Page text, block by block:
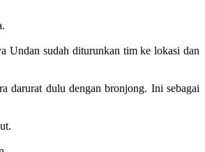
Undan sudah diturunkan tim ke lokasi dan
darurat dulu dengan bronjong. Ini sebagai